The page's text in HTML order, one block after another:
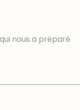
nous a préparé